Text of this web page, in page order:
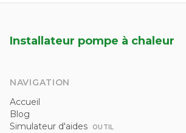
Installateur pompe à chaleur
NAVIGATION
Accueil
Blog
Simulateur d'aides
OUTIL